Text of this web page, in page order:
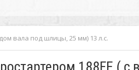
вала под шлицы, 25 мм) 13 л.с.